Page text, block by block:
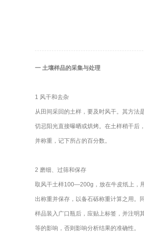
一 土壤样品的采集与处理
1 风干和去杂
从田间采回的土样，要及时风干。其方法
切忌阳光直接曝晒或烘烤。在土样稍干后
并称重，记下所占的百分数。
2 磨细、过筛和保存
取风干土样100—200g，放在牛皮纸上，
出称重并保存，以备石砾称重计算之用。
样品装入广口瓶后，应贴上标签，并注明
等的影响，否则影响分析结果的准确性。